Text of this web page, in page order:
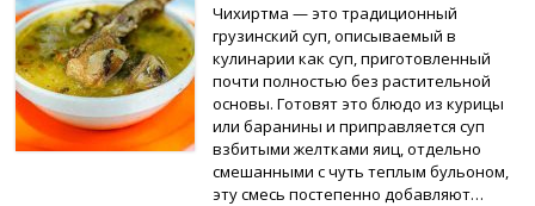
Чихиртма — это традиционный
грузинский суп, описываемый в
кулинарии как суп, приготовленный
почти полностью без растительной
основы. Готовят это блюдо из курицы
или баранины и приправляется суп
взбитыми желтками яиц, отдельно
смешанными с чуть теплым бульоном,
эту смесь постепенно добавляют…